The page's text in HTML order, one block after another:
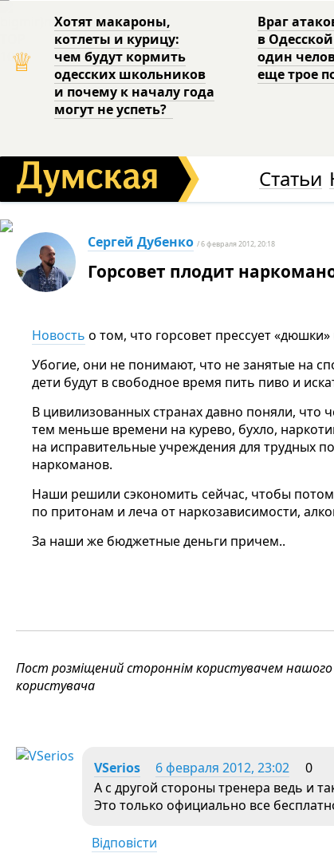
♕
Хотят макароны,
котлеты и курицу:
чем будут кормить
одесских школьников
и почему к началу года
могут не успеть?
Враг
в
один
еще трое
Статьи
Сергей Дубенко / 6 февраля 2012, 20:18
Горсовет плодит
Новость о том, что горсовет прессует
Убогие, они не понимают, что не занятые на
дети будут в свободное время пить пиво и
В цивилизованных странах давно поняли,
тем меньше времени на курево, бухло,
на исправительные учреждения для трудных
наркоманов.
Наши решили сэкономить сейчас, чтобы
по притонам и леча от наркозависимости,
За наши же бюджетные деньги причем..
Пост розміщений стороннім користувачем нашого
користувача
VSerios 6 февраля 2012, 23:02
0
А с другой стороны тренера ведь и
Это только официально все
Відповісти